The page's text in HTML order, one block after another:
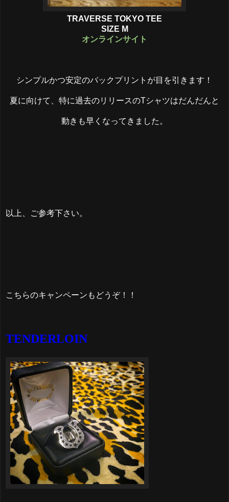
TRAVERSE TOKYO TEE
SIZE M
オンラインサイト
シンプルかつ安定のバックプリントが目を引きます！
夏に向けて、特に過去のリリースのTシャツはだんだんと
動きも早くなってきました。
以上、ご参考下さい。
こちらのキャンペーンもどうぞ！！
TENDERLOIN